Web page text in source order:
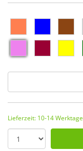
Lieferzeit: 10-14 Werktage